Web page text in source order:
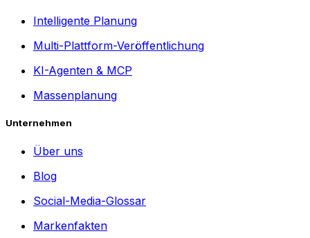
Intelligente Planung
Multi-Plattform-Veröffentlichung
KI-Agenten & MCP
Massenplanung
Unternehmen
Über uns
Blog
Social-Media-Glossar
Markenfakten